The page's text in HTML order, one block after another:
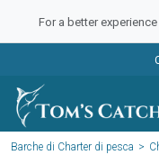
For a better
Barche di Charter di pesca